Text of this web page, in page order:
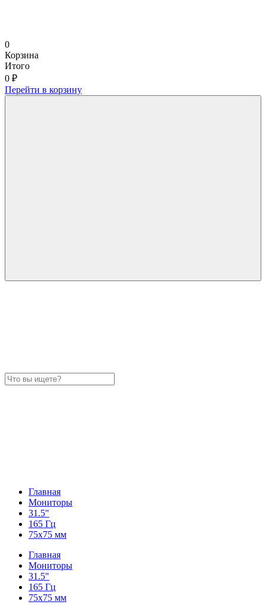
0
Корзина
Итого
0 ₽
Перейти в корзину
Главная
Мониторы
31.5"
165 Гц
75x75 мм
Главная
Мониторы
31.5"
165 Гц
75x75 мм